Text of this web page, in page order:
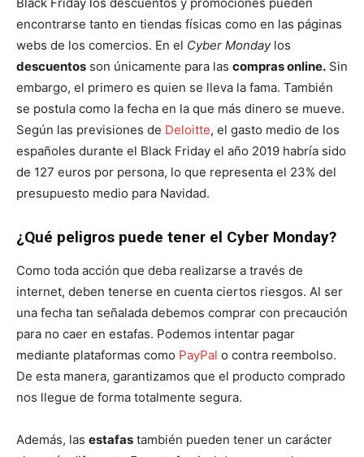
encontrarse tanto en tiendas físicas como en las páginas
webs de los comercios. En el Cyber Mondaylos
descuentos son únicamente para las compras online. Sin
embargo, el primero es quien se lleva la fama. También
se postula como la fecha en la que más dinero se mueve.
Según las previsiones de Deloitte, el gasto medio de los
españoles durante el Black Friday el año 2019 habría sido
de 127 euros por persona, lo que representa el 23% del
presupuesto medio para Navidad.
¿Qué peligros puede tener el Cyber Monday?
Como toda acción que deba realizarse a través de
internet, deben tenerse en cuenta ciertos riesgos. Al ser
una fecha tan señalada debemos comprar con precaución
para no caer en estafas. Podemos intentar pagar
mediante plataformas como PayPal o contra reembolso.
De esta manera, garantizamos que el producto comprado
nos llegue de forma totalmente segura.
Además, las estafas también pueden tener un carácter